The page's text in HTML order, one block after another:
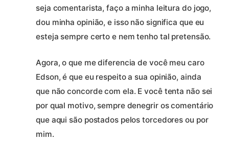
seja comentarista, faço a minha leitura do jogo,
dou minha opinião, e isso não significa que eu
esteja sempre certo e nem tenho tal pretensão.
Agora, o que me diferencia de você meu caro
Edson, é que eu respeito a sua opinião, ainda
que não concorde com ela. E você tenta não sei
por qual motivo, sempre denegrir os comentário
que aqui são postados pelos torcedores ou por
mim.